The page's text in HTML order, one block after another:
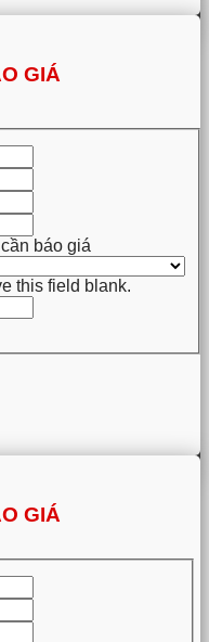
GIÁ
báo giá
this field blank.
GIÁ